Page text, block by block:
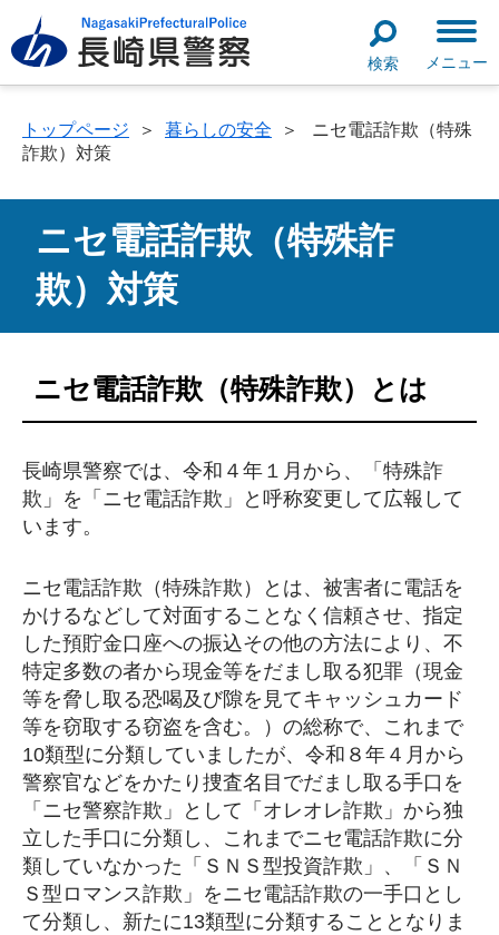
検索 メニュー
トップページ ＞ 暮らしの安全 ＞
ニセ電話詐欺（特殊
詐欺）対策
ニセ電話詐欺（特殊詐
欺）対策
ニセ電話詐欺（特殊詐欺）とは
長崎県警察では、令和４年１月から、「特殊詐
欺」を「ニセ電話詐欺」と呼称変更して広報して
います。
ニセ電話詐欺（特殊詐欺）とは、被害者に電話を
かけるなどして対面することなく信頼させ、指定
した預貯金口座への振込その他の方法により、不
特定多数の者から現金等をだまし取る犯罪（現金
等を脅し取る恐喝及び隙を見てキャッシュカード
等を窃取する窃盗を含む。）の総称で、これまで
10類型に分類していましたが、令和８年４月から
警察官などをかたり捜査名目でだまし取る手口を
「ニセ警察詐欺」として「オレオレ詐欺」から独
立した手口に分類し、これまでニセ電話詐欺に分
類していなかった「ＳＮＳ型投資詐欺」、「ＳＮ
Ｓ型ロマンス詐欺」をニセ電話詐欺の一手口とし
て分類し、新たに13類型に分類することとなりま